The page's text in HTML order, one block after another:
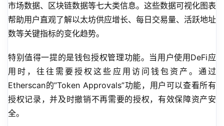
市场数据、区块链数据等七大类信息。这些数据可视化图表
帮助用户直观了解以太坊供应增长、每日交易量、活跃地址
数等关键指标的变化趋势。
特别值得一提的是钱包授权管理功能。当用户使用DeFi应
用时，往往需要授权这些应用访问钱包资产。通过
Etherscan的”Token Approvals”功能，用户可以查看所有
授权记录，并及时撤销不再需要的授权，有效保障资产安
全。